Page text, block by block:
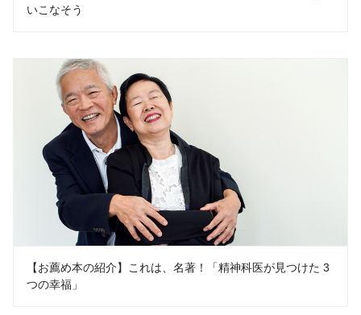
いこなそう
【お薦め本の紹介】これは、名著！「精神科医が見つけた 3
つの幸福」